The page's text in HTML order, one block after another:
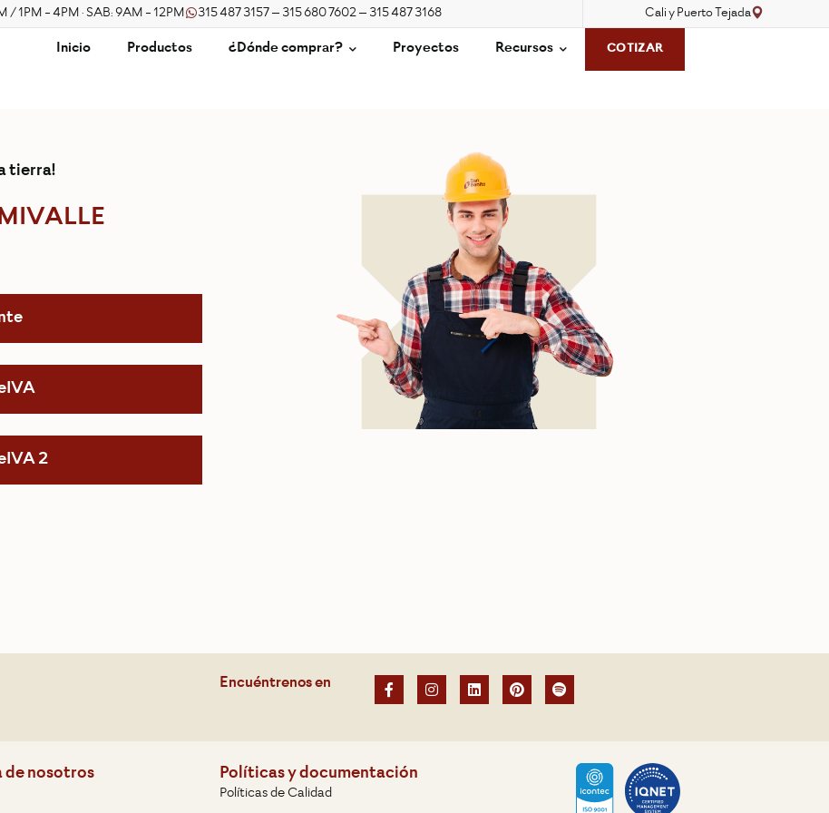
/ 1PM - 4PM · SAB: 9AM - 12PM 315 487 3157 – 315 680 7602 – 315 487 3168 Cali y Puerto Tejada
Inicio Productos ¿Dónde comprar? Proyectos Recursos COTIZAR
tierra!
2
Encuéntrenos en
de nosotros Políticas y documentación
Políticas de Calidad